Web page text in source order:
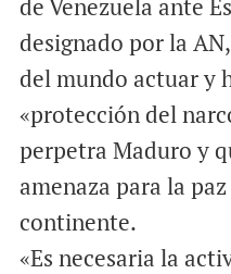
de Venezuela ante
designado por la
del mundo actuar y
«protección del
perpetra Maduro y
amenaza para la
continente.
«Es necesaria la